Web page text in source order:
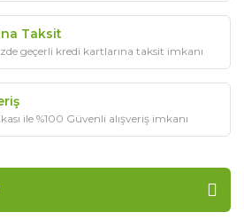
Taksit
geçerli kredi kartlarına taksit imkanı
ile %100 Güvenli alışveriş imkanı